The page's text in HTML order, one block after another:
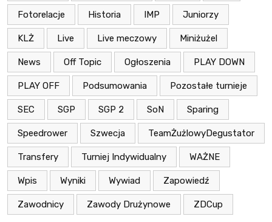
Fotorelacje Historia IMP Juniorzy
KLŻ Live Live meczowy Miniżużel
News Off Topic Ogłoszenia PLAY DOWN
PLAY OFF Podsumowania Pozostałe turnieje
SEC SGP SGP 2 SoN Sparing
Speedrower Szwecja TeamŻużlowyDegustator
Transfery Turniej Indywidualny WAŻNE
Wpis Wyniki Wywiad Zapowiedź
Zawodnicy Zawody Drużynowe ZDCup